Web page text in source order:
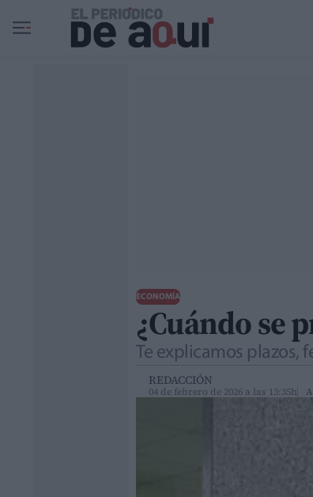
Ir al contenido principal
ECONOMÍA
¿Cuándo se
Te explicamos plazos,
REDACCIÓN
04 de febrero de 2026 a las 13:35h